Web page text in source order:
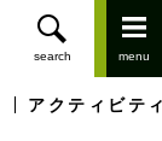
アクティビテ